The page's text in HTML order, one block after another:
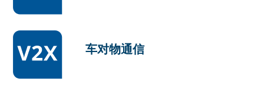
车对物通信